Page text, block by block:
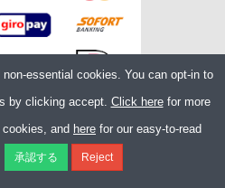
Unit A4 Buckshaw Link, Ordnance Road,
PR7 7EL United Kingdom
ール: sales@merlincycles.com
essential cookies. You can opt-in to
by clicking accept. Click herefor more
and here for our easy-to-read